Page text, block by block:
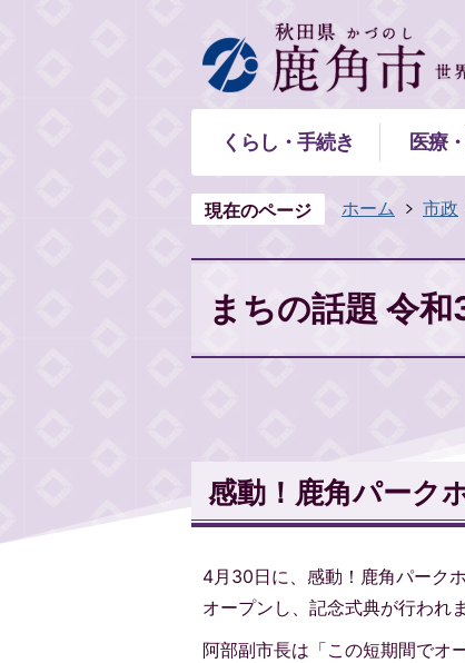
くらし・手続き 医療
現在のページ ホーム 市政
まちの話題 令和
感動！鹿角パーク
4月30日に、感動！鹿角パーク
オープンし、記念式典が行われま
阿部副市長は「この短期間でオ